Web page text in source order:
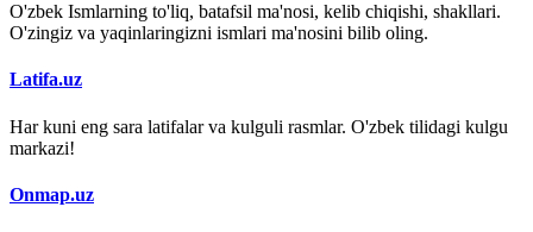
O'zbek Ismlarning to'liq, batafsil ma'nosi, kelib chiqishi, shakllari.
O'zingiz va yaqinlaringizni ismlari ma'nosini bilib oling.
Latifa.uz
Har kuni eng sara latifalar va kulguli rasmlar. O'zbek tilidagi kulgu
markazi!
Onmap.uz